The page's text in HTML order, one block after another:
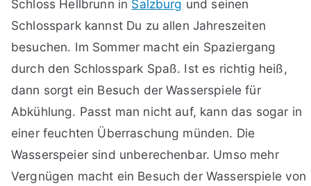
Schloss Hellbrunn in Salzburg und seinen
Schlosspark kannst Du zu allen Jahreszeiten
besuchen. Im Sommer macht ein Spaziergang
durch den Schlosspark Spaß. Ist es richtig heiß,
dann sorgt ein Besuch der Wasserspiele für
Abkühlung. Passt man nicht auf, kann das sogar in
einer feuchten Überraschung münden. Die
Wasserspeier sind unberechenbar. Umso mehr
Vergnügen macht ein Besuch der Wasserspiele von